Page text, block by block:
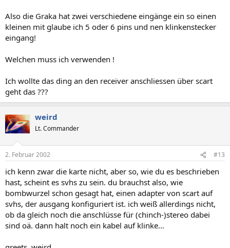
Also die Graka hat zwei verschiedene eingänge ein so einen
kleinen mit glaube ich 5 oder 6 pins und nen klinkenstecker
eingang!
Welchen muss ich verwenden !
Ich wollte das ding an den receiver anschliessen über scart
geht das ???
weird
Lt. Commander
2. Februar 2002 #13
ich kenn zwar die karte nicht, aber so, wie du es beschrieben
hast, scheint es svhs zu sein. du brauchst also, wie
bombwurzel schon gesagt hat, einen adapter von scart auf
svhs, der ausgang konfiguriert ist. ich weiß allerdings nicht,
ob da gleich noch die anschlüsse für (chinch-)stereo dabei
sind oä. dann halt noch ein kabel auf klinke...